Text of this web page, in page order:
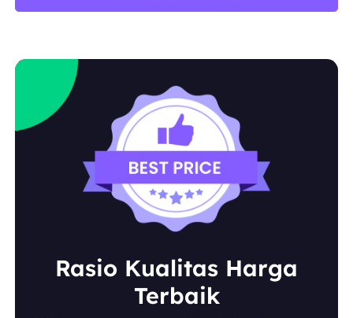
Rasio Kualitas Harga
Terbaik